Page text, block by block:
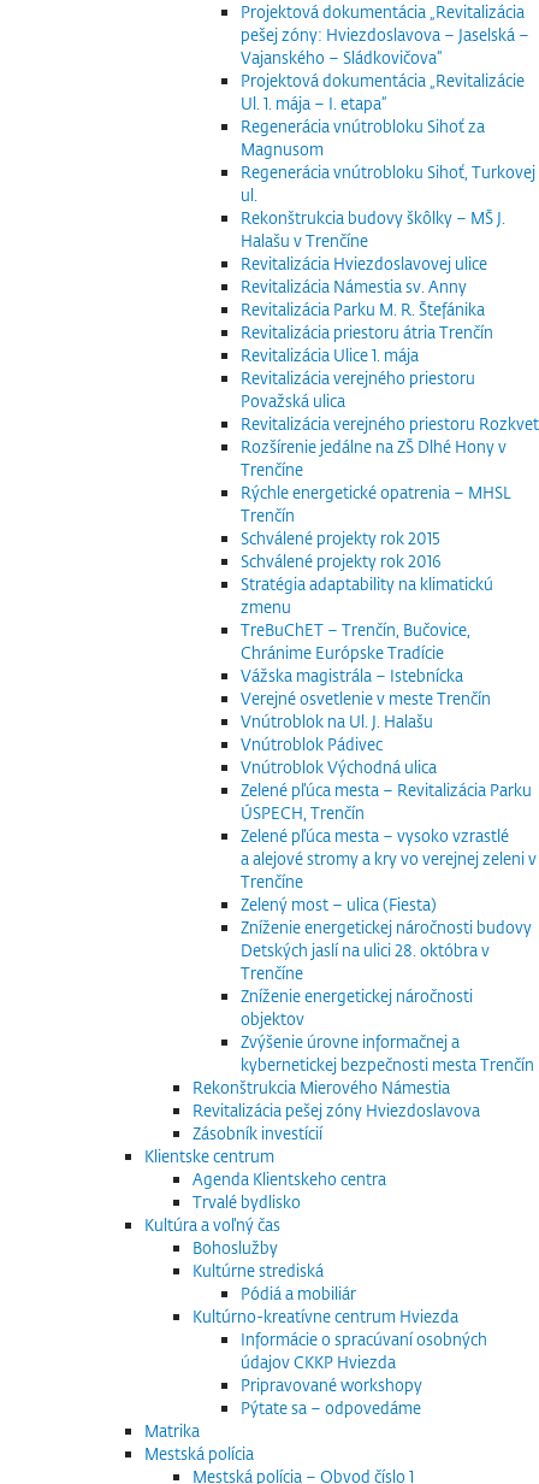
Projektová dokumentácia „Revitalizácia
pešej zóny: Hviezdoslavova – Jaselská –
Vajanského – Sládkovičova“
Projektová dokumentácia „Revitalizácie
Ul. 1. mája – I. etapa“
Regenerácia vnútrobloku Sihoť za
Magnusom
Regenerácia vnútrobloku Sihoť, Turkovej
ul.
Rekonštrukcia budovy škôlky – MŠ J.
Halašu v Trenčíne
Revitalizácia Hviezdoslavovej ulice
Revitalizácia Námestia sv. Anny
Revitalizácia Parku M. R. Štefánika
Revitalizácia priestoru átria Trenčín
Revitalizácia Ulice 1. mája
Revitalizácia verejného priestoru
Považská ulica
Revitalizácia verejného priestoru Rozkvet
Rozšírenie jedálne na ZŠ Dlhé Hony v
Trenčíne
Rýchle energetické opatrenia – MHSL
Trenčín
Schválené projekty rok 2015
Schválené projekty rok 2016
Stratégia adaptability na klimatickú
zmenu
TreBuChET – Trenčín, Bučovice,
Chránime Európske Tradície
Vážska magistrála – Istebnícka
Verejné osvetlenie v meste Trenčín
Vnútroblok na Ul. J. Halašu
Vnútroblok Pádivec
Vnútroblok Východná ulica
Zelené pľúca mesta – Revitalizácia Parku
ÚSPECH, Trenčín
Zelené pľúca mesta – vysoko vzrastlé
a alejové stromy a kry vo verejnej zeleni v
Trenčíne
Zelený most – ulica (Fiesta)
Zníženie energetickej náročnosti budovy
Detských jaslí na ulici 28. októbra v
Trenčíne
Zníženie energetickej náročnosti
objektov
Zvýšenie úrovne informačnej a
kybernetickej bezpečnosti mesta Trenčín
Rekonštrukcia Mierového Námestia
Revitalizácia pešej zóny Hviezdoslavova
Zásobník investícií
Klientske centrum
Agenda Klientskeho centra
Trvalé bydlisko
Kultúra a voľný čas
Bohoslužby
Kultúrne strediská
Pódiá a mobiliár
Kultúrno-kreatívne centrum Hviezda
Informácie o spracúvaní osobných
údajov CKKP Hviezda
Pripravované workshopy
Pýtate sa – odpovedáme
Matrika
Mestská polícia
Mestská polícia – Obvod číslo 1